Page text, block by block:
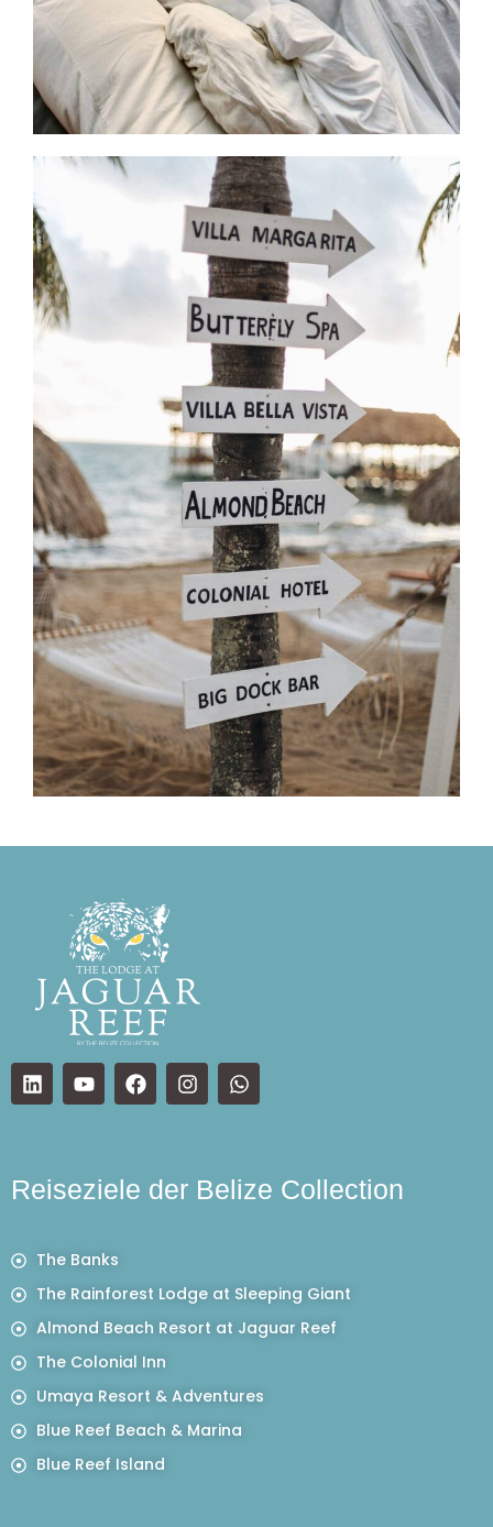
Reiseziele der Belize Collection
The Banks
The Rainforest Lodge at Sleeping Giant
Almond Beach Resort at Jaguar Reef
The Colonial Inn
Umaya Resort & Adventures
Blue Reef Beach & Marina
Blue Reef Island